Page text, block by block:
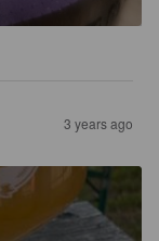
3 years ago